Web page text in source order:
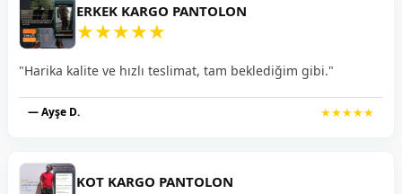
ERKEK KARGO PANTOLON
★★★★★
"Harika kalite ve hızlı teslimat, tam beklediğim gibi."
— Ayşe D. ★★★★★
KOT KARGO PANTOLON